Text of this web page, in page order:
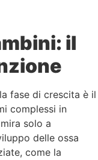
il
fase di crescita è il
complessi in
solo a
delle ossa
come la